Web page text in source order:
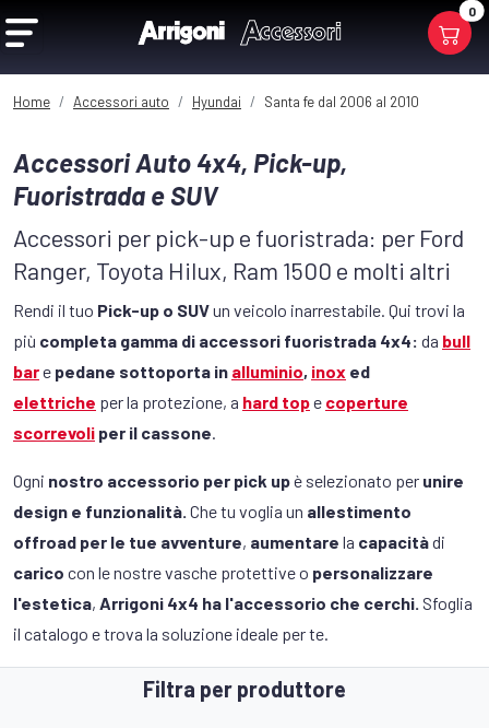
0
Home Accessori auto Hyundai Santa fe dal 2006 al 2010
Accessori Auto 4x4, Pick-up,
Fuoristrada e SUV
Accessori per pick-up e fuoristrada: per Ford
Ranger, Toyota Hilux, Ram 1500 e molti altri
Rendi il tuo Pick-up o SUVun veicolo inarrestabile. Qui trovi la
più completa gamma di accessori fuoristrada 4x4: da bull
bare pedane sottoporta in alluminio, inox ed
elettriche per la protezione, a hard tope coperture
scorrevoli per il cassone.
Ogni nostro accessorio per pick upè selezionato per unire
design e funzionalità. Che tu voglia un allestimento
offroad per le tue avventure, aumentare la capacitàdi
carico con le nostre vasche protettive o personalizzare
l'estetica, Arrigoni 4x4 ha l'accessorio che cerchi. Sfoglia
il catalogo e trova la soluzione ideale per te.
Filtra per produttore